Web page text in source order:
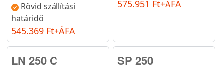
Rövid szállítási
határidő
545.369 Ft+ÁFA
575.951 Ft+ÁFA
LN 250 C SP 250